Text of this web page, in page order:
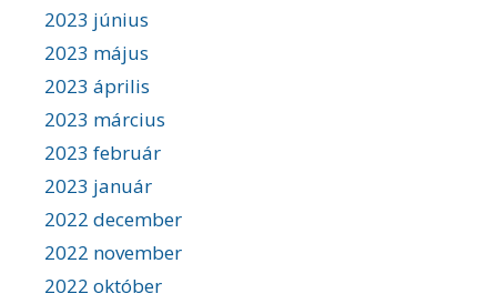
2023 június
2023 május
2023 április
2023 március
2023 február
2023 január
2022 december
2022 november
2022 október